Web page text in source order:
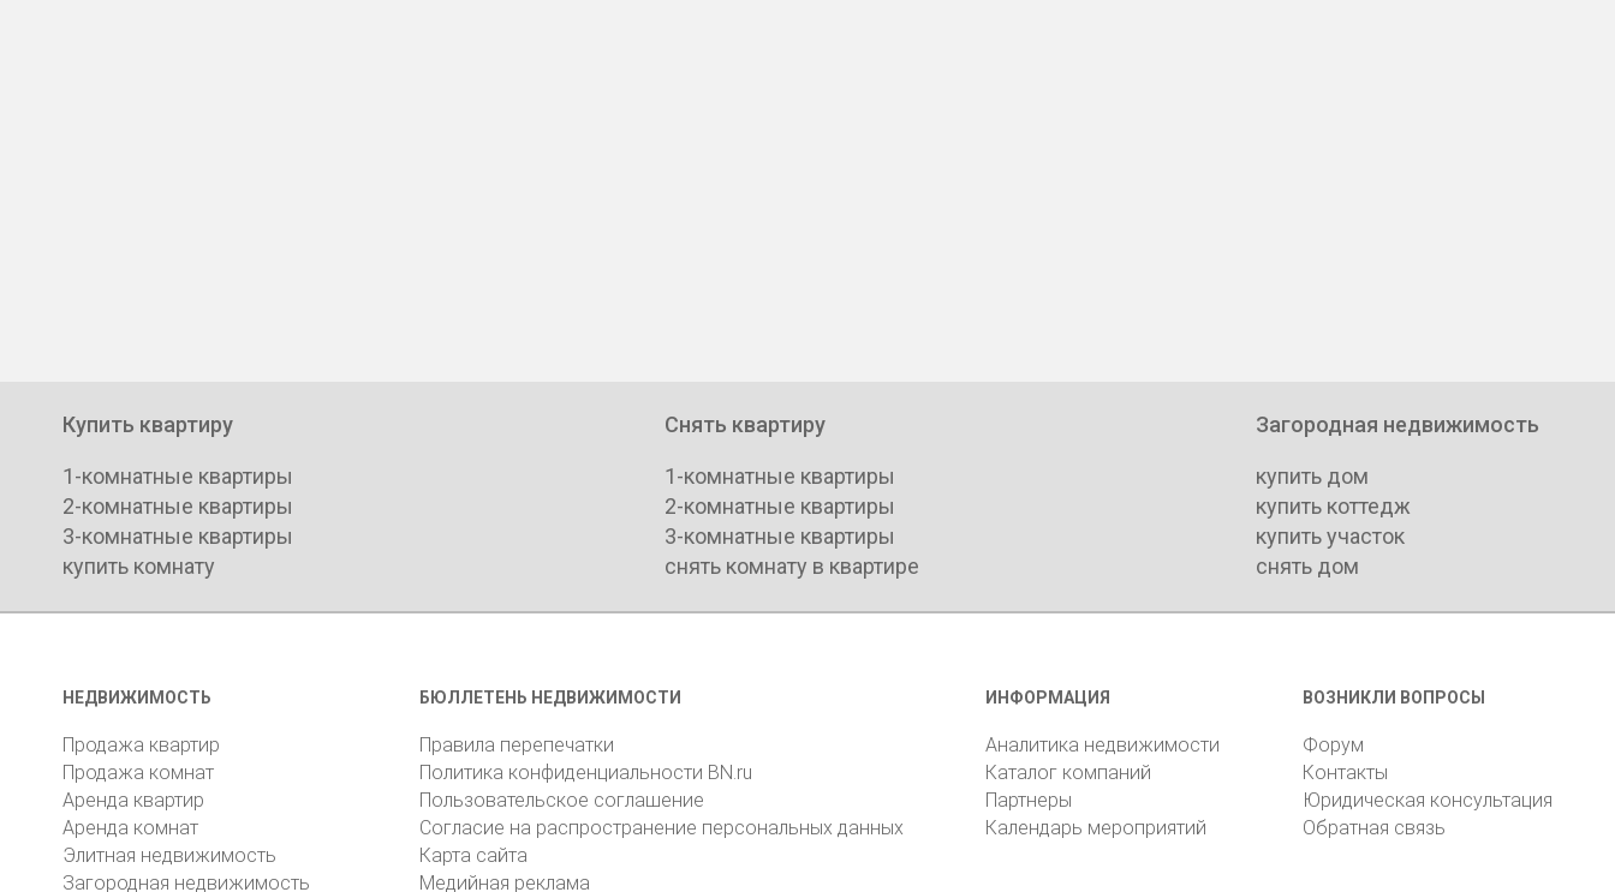
Купить квартиру
1-комнатные квартиры
2-комнатные квартиры
3-комнатные квартиры
купить комнату
Снять квартиру
1-комнатные квартиры
2-комнатные квартиры
3-комнатные квартиры
снять комнату в квартире
Загородная недвижимость
купить дом
купить коттедж
купить участок
снять дом
НЕДВИЖИМОСТЬ
Продажа квартир
Продажа комнат
Аренда квартир
Аренда комнат
Элитная недвижимость
Загородная недвижимость
БЮЛЛЕТЕНЬ НЕДВИЖИМОСТИ
Правила перепечатки
Политика конфиденциальности BN.ru
Пользовательское соглашение
Согласие на распространение персональных данных
Карта сайта
Медийная реклама
ИНФОРМАЦИЯ
Аналитика недвижимости
Каталог компаний
Партнеры
Календарь мероприятий
ВОЗНИКЛИ ВОПРОСЫ
Форум
Контакты
Юридическая консультация
Обратная связь